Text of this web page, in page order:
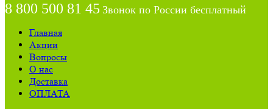
8 800 500 81 45 Звонок по России бесплатный
Главная
Акции
Вопросы
О нас
Доставка
ОПЛАТА